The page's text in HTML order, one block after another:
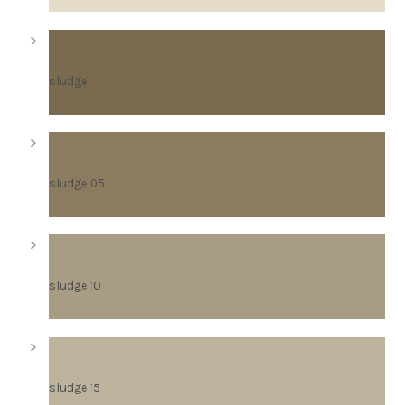
sludge
sludge 05
sludge 10
sludge 15